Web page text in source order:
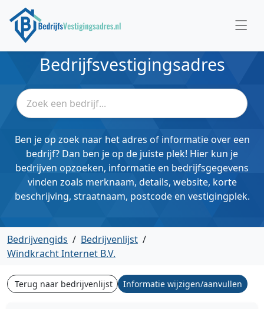
Bedrijfsvestigingsadres
Ben je op zoek naar het adres of informatie over een
bedrijf? Dan ben je op de juiste plek! Hier kun je
bedrijven opzoeken, informatie en bedrijfsgegevens
vinden zoals merknaam, details, website, korte
beschrijving, straatnaam, postcode en vestigingplek.
Bedrijvengids / Bedrijvenlijst /
Windkracht Internet B.V.
Terug naar bedrijvenlijst Informatie wijzigen/aanvullen